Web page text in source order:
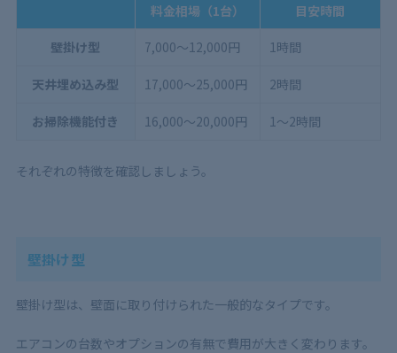
料金相場（1台） 目安時間
壁掛け型 7,000～12,000円 1時間
天井埋め込み型 17,000～25,000円 2時間
お掃除機能付き 16,000～20,000円 1〜2時間
それぞれの特徴を確認しましょう。
壁掛け型
壁掛け型は、壁面に取り付けられた一般的なタイプです。
エアコンの台数やオプションの有無で費用が大きく変わります。